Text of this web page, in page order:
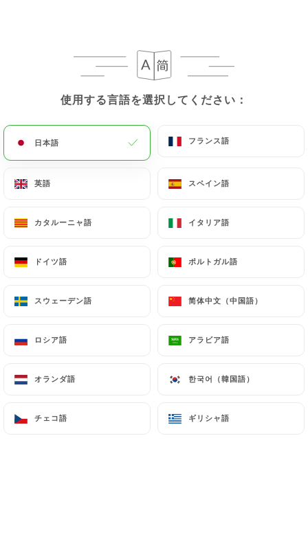
使用する言語を選択してください：
日本語 フランス語
英語 スペイン語
カタルーニャ語 イタリア語
ドイツ語 ポルトガル語
スウェーデン語 简体中文（中国語）
ロシア語 アラビア語
オランダ語 한국어（韓国語）
チェコ語 ギリシャ語
使用する言語を選択してください：
日本語 フランス語
英語 スペイン語
カタルーニャ語 イタリア語
ドイツ語 ポルトガル語
スウェーデン語 简体中文（中国語）
ロシア語 アラビア語
オランダ語 한국어（韓国語）
チェコ語 ギリシャ語